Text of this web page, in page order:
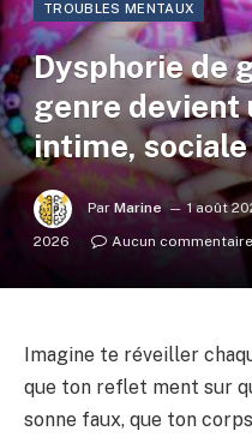
TROUBLES MENTAUX
Dysphorie de
genre devient
intime,
Par Marine 1 août
2026
Aucun commentaire
Imagine te réveiller
que ton reflet ment sur
sonne faux, que ton